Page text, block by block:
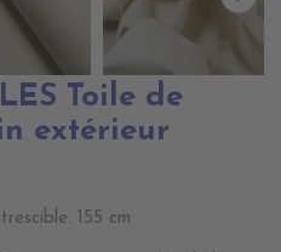
Toile de
extérieur
155 cm